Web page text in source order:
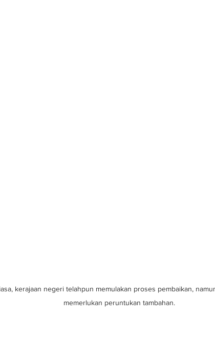
kerajaan negeri telahpun memulakan proses pembaikan,
memerlukan peruntukan tambahan.